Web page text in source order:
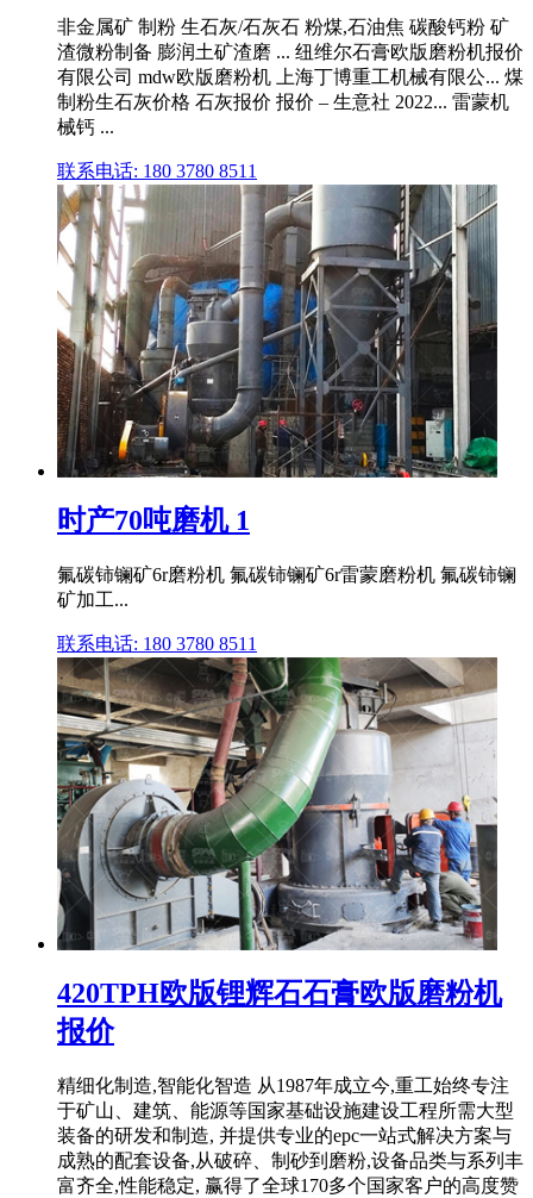
非金属矿 制粉 生石灰/石灰石 粉煤,石油焦 碳酸钙粉 矿
渣微粉制备 膨润土矿渣磨 ... 纽维尔石膏欧版磨粉机报价
有限公司 mdw欧版磨粉机 上海丁博重工机械有限公... 煤
制粉生石灰价格 石灰报价 报价 – 生意社 2022... 雷蒙机
械钙 ...
联系电话: 180 3780 8511
时产70吨磨机 1
氟碳铈镧矿6r磨粉机 氟碳铈镧矿6r雷蒙磨粉机 氟碳铈镧
矿加工...
联系电话: 180 3780 8511
420TPH欧版锂辉石石膏欧版磨粉机
报价
精细化制造,智能化智造 从1987年成立今,重工始终专注
于矿山、建筑、能源等国家基础设施建设工程所需大型
装备的研发和制造, 并提供专业的epc一站式解决方案与
成熟的配套设备,从破碎、制砂到磨粉,设备品类与系列丰
富齐全,性能稳定, 赢得了全球170多个国家客户的高度赞